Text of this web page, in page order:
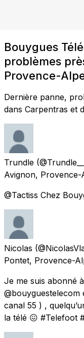
Bouygues
problèmes
Provence-
Dernière panne,
dans Carpentras et
Trundle
Avignon,
@Tactiss Chez
Nicolas
Pontet, Provence-
Je me suis abonné
@bouyguestelecom
canal 55 ) ,
la télé 😖 #Telefoot